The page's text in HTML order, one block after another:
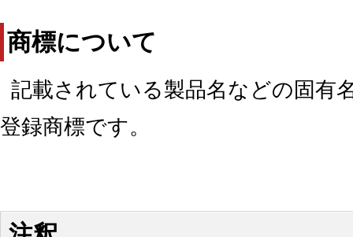
商標について
記載されている製品名などの固有
登録商標です。